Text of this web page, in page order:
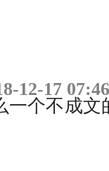
12-17
一个不成